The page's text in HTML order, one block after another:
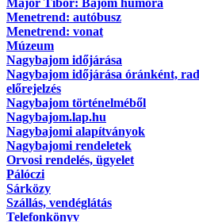
Major Tibor: Bajom humora
Menetrend: autóbusz
Menetrend: vonat
Múzeum
Nagybajom időjárása
Nagybajom időjárása óránként,
előrejelzés
Nagybajom történelméből
Nagybajom.lap.hu
Nagybajomi alapítványok
Nagybajomi rendeletek
Orvosi rendelés, ügyelet
Pálóczi
Sárközy
Szállás, vendéglátás
Telefonkönyv